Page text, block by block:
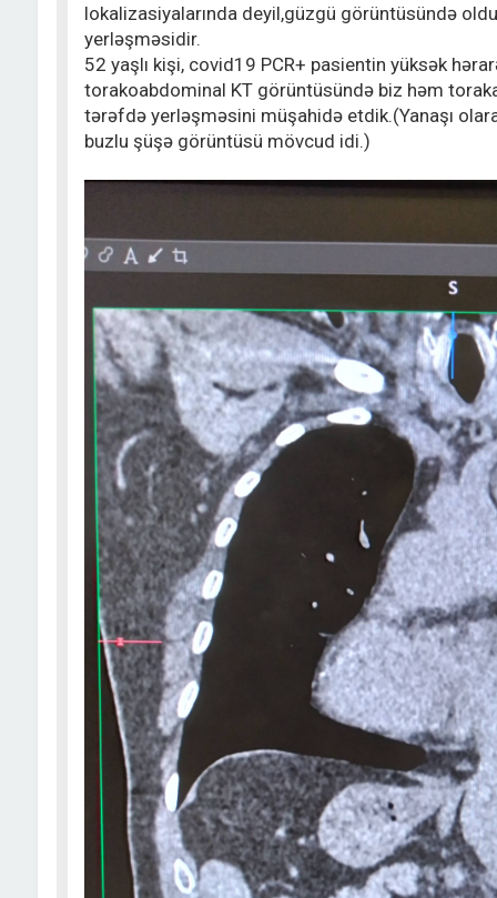
lokalizasiyalarında deyil,güzgü görüntüsündə
yerləşməsidir.
52 yaşlı kişi, covid19 PCR+ pasientin yüksək
torakoabdominal KT görüntüsündə biz həm
tərəfdə yerləşməsini müşahidə etdik.(Yanaşı
buzlu şüşə görüntüsü mövcud idi.)